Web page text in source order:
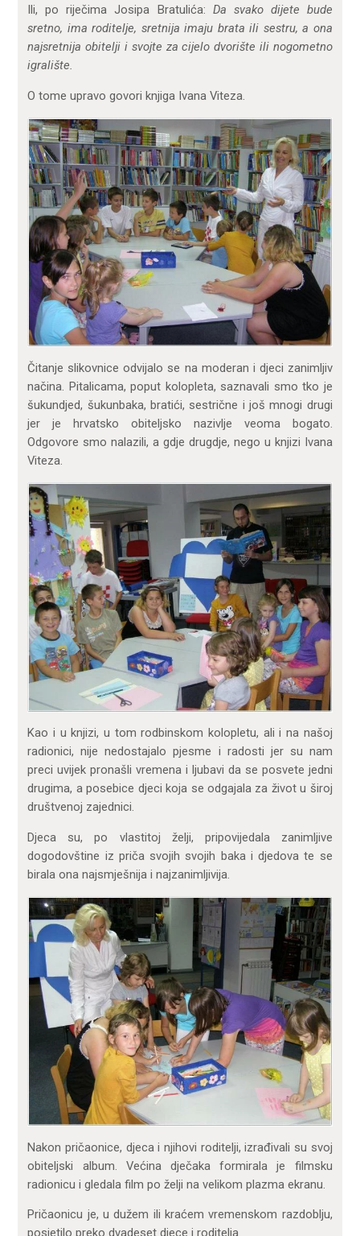
Ili, po riječima Josipa Bratulića: Da svako dijete bude
sretno, ima roditelje, sretnija imaju brata ili sestru, a ona
najsretnija obitelji i svojte za cijelo dvorište ili nogometno
igralište.
O tome upravo govori knjiga Ivana Viteza.
Čitanje slikovnice odvijalo se na moderan i djeci zanimljiv
načina. Pitalicama, poput kolopleta, saznavali smo tko je
šukundjed, šukunbaka, bratići, sestrične i još mnogi drugi
jer je hrvatsko obiteljsko nazivlje veoma bogato.
Odgovore smo nalazili, a gdje drugdje, nego u knjizi Ivana
Viteza.
Kao i u knjizi, u tom rodbinskom kolopletu, ali i na našoj
radionici, nije nedostajalo pjesme i radosti jer su nam
preci uvijek pronašli vremena i ljubavi da se posvete jedni
drugima, a posebice djeci koja se odgajala za život u široj
društvenoj zajednici.
Djeca su, po vlastitoj želji, pripovijedala zanimljive
dogodovštine iz priča svojih svojih baka i djedova te se
birala ona najsmješnija i najzanimljivija.
Nakon pričaonice, djeca i njihovi roditelji, izrađivali su svoj
obiteljski album. Većina dječaka formirala je filmsku
radionicu i gledala film po želji na velikom plazma ekranu.
Pričaonicu je, u dužem ili kraćem vremenskom razdoblju,